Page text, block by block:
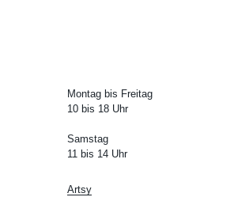
Montag bis Freitag
10 bis 18 Uhr
Samstag
11 bis 14 Uhr
Artsy